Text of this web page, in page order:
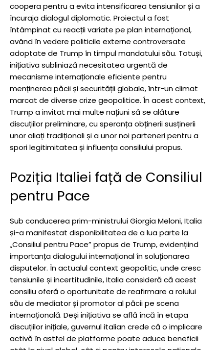
coopera pentru a evita intensificarea tensiunilor și a
încuraja dialogul diplomatic. Proiectul a fost
întâmpinat cu reacții variate pe plan internațional,
având în vedere politicile externe controversate
adoptate de Trump în timpul mandatului său. Totuși,
inițiativa subliniază necesitatea urgentă de
mecanisme internaționale eficiente pentru
menținerea păcii și securității globale, într-un climat
marcat de diverse crize geopolitice. În acest context,
Trump a invitat mai multe națiuni să se alăture
discuțiilor preliminare, cu speranța obținerii susținerii
unor aliați tradiționali și a unor noi parteneri pentru a
spori legitimitatea și influența consiliului propus.
Poziția Italiei față de Consiliul
pentru Pace
Sub conducerea prim-ministrului Giorgia Meloni, Italia
și-a manifestat disponibilitatea de a lua parte la
„Consiliul pentru Pace” propus de Trump, evidențiind
importanța dialogului internațional în soluționarea
disputelor. În actualul context geopolitic, unde cresc
tensiunile și incertitudinile, Italia consideră că acest
consiliu oferă o oportunitate de reafirmare a rolului
său de mediator și promotor al păcii pe scena
internațională. Deși inițiativa se află încă în etapa
discuțiilor inițiale, guvernul italian crede că o implicare
activă în astfel de platforme poate aduce beneficii